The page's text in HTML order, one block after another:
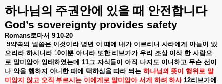
하나님의 주권안에 있을 때 안전합니다
God’s sovereignty provides safety
Romans로마서 9:10-20
9약속의 말씀은 이것이라 명년 이 때에 내가 이르리니 사라에게 아들이
있
으리라 하시니라10이뿐 아니라 또한 리브가가 우리 조상 이삭 한 사람으
로 말미암아 잉태하였는데 11그 자식들이 아직 나지도 아니하고 무슨 선이
나 악을 행하지 아니한 때에 택하심을 따라 되는 하나님의 뜻이 행위로 말
미암지 않고 오직 부르시는 이에게로 말미암아 서게 하려 하사 12리브가에